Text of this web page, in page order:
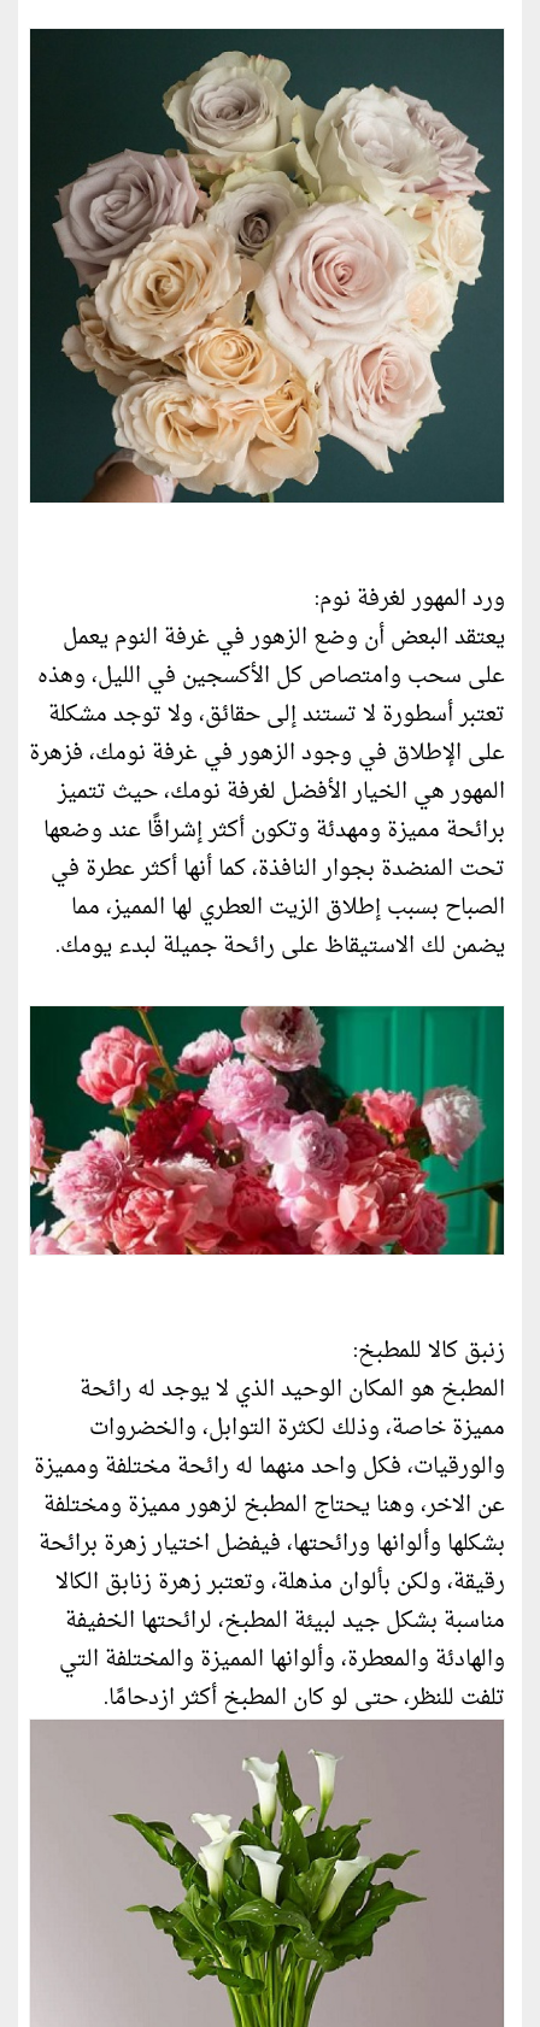
ورد المهور لغرفة نوم:
يعتقد البعض أن وضع الزهور في غرفة النوم يعمل
على سحب وامتصاص كل الأكسجين في الليل، وهذه
تعتبر أسطورة لا تستند إلى حقائق، ولا توجد مشكلة
على الإطلاق في وجود الزهور في غرفة نومك، فزهرة
المهور هي الخيار الأفضل لغرفة نومك، حيث تتميز
برائحة مميزة ومهدئة وتكون أكثر إشراقًا عند وضعها
تحت المنضدة بجوار النافذة، كما أنها أكثر عطرة في
الصباح بسبب إطلاق الزيت العطري لها المميز، مما
يضمن لك الاستيقاظ على رائحة جميلة لبدء يومك.
زنبق كالا للمطبخ:
المطبخ هو المكان الوحيد الذي لا يوجد له رائحة
مميزة خاصة، وذلك لكثرة التوابل، والخضروات
والورقيات، فكل واحد منهما له رائحة مختلفة ومميزة
عن الاخر، وهنا يحتاج المطبخ لزهور مميزة ومختلفة
بشكلها وألوانها ورائحتها، فيفضل اختيار زهرة برائحة
رقيقة، ولكن بألوان مذهلة، وتعتبر زهرة زنابق الكالا
مناسبة بشكل جيد لبيئة المطبخ، لرائحتها الخفيفة
والهادئة والمعطرة، وألوانها المميزة والمختلفة التي
تلفت للنظر، حتى لو كان المطبخ أكثر ازدحامًا.